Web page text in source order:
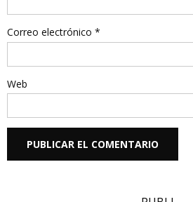
Correo electrónico *
Web